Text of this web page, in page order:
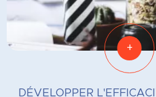
+
DÉVELOPPER